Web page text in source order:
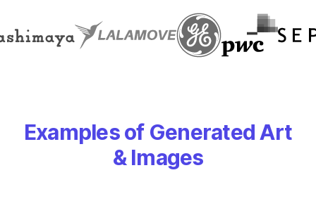
Examples of Generated Art
& Images